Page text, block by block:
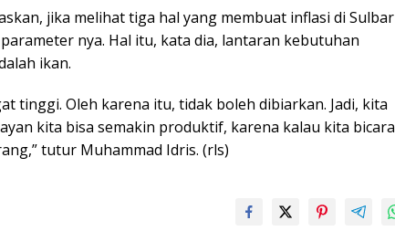
jika melihat tiga hal yang membuat inflasi di Sulbar
nya. Hal itu, kata dia, lantaran kebutuhan
ikan.
tinggi. Oleh karena itu, tidak boleh dibiarkan. Jadi, kita
kita bisa semakin produktif, karena kalau kita bicara
tutur Muhammad Idris. (rls)